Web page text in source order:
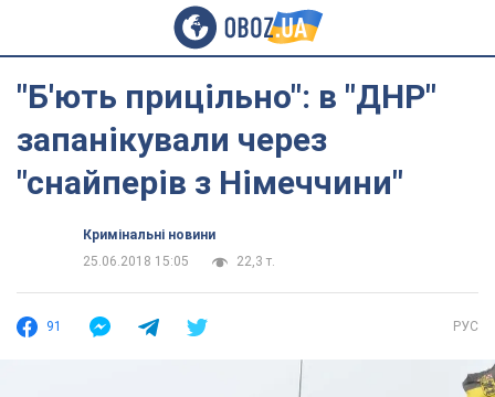
"Б'ють прицільно": в "ДНР"
запанікували через
"снайперів з Німеччини"
Кримінальні новини
25.06.2018 15:05
22,3 т.
91 РУС